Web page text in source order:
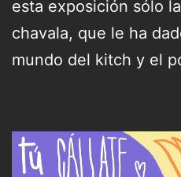
esta exposición sólo
chavala, que le ha
mundo del kitch y el